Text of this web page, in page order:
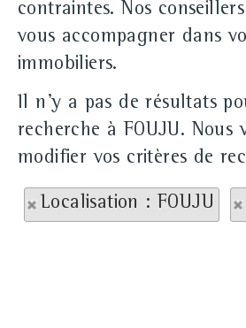
contraintes. Nos
vous accompagner dans
immobiliers.
Il n'y a pas de résultats
recherche à FOUJU. Nous
modifier vos critères de
Localisation : FOUJU